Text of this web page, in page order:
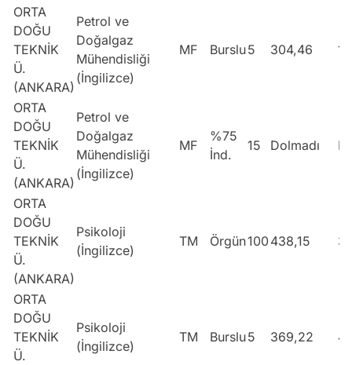
ORTA
DOĞU
TEKNİK
Ü.
(ANKARA)
Petrol ve
Doğalgaz
Mühendisliği
(İngilizce)
MF Burslu5 304,46
ORTA
DOĞU
TEKNİK
Ü.
(ANKARA)
Petrol ve
Doğalgaz
Mühendisliği
(İngilizce)
MF
%75
İnd.
15 Dolmadı
ORTA
DOĞU
TEKNİK
Ü.
(ANKARA)
Psikoloji
(İngilizce)
TM Örgün100 438,15
ORTA
DOĞU
TEKNİK
Ü.
Psikoloji
(İngilizce)
TM Burslu5 369,22